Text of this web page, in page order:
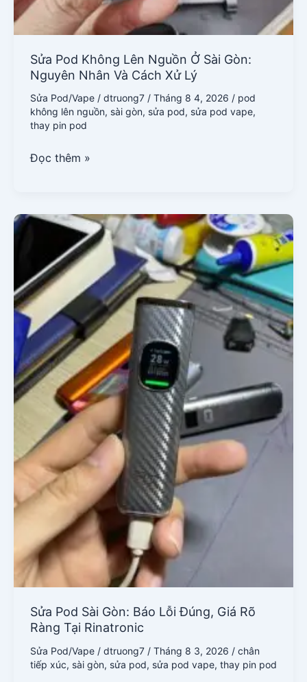
Sửa Pod Không Lên Nguồn Ở Sài Gòn:
Nguyên Nhân Và Cách Xử Lý
Sửa Pod/Vape / dtruong7 / Tháng 8 4, 2026 / pod
không lên nguồn, sài gòn, sửa pod, sửa pod vape,
thay pin pod
Đọc thêm »
Sửa Pod Sài Gòn: Báo Lỗi Đúng, Giá Rõ
Ràng Tại Rinatronic
Sửa Pod/Vape / dtruong7 / Tháng 8 3, 2026 / chân
tiếp xúc, sài gòn, sửa pod, sửa pod vape, thay pin pod
Sửa
Gòn:
Báo
Lỗi
Đúng,
Giá
Rõ
Ràng
Rinatronic